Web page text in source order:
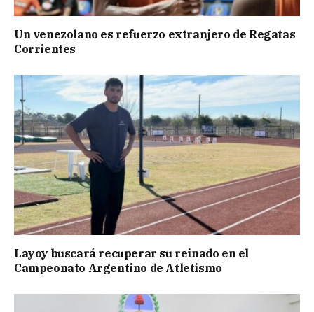
Un venezolano es refuerzo extranjero de Regatas
Corrientes
Layoy buscará recuperar su reinado en el
Campeonato Argentino de Atletismo